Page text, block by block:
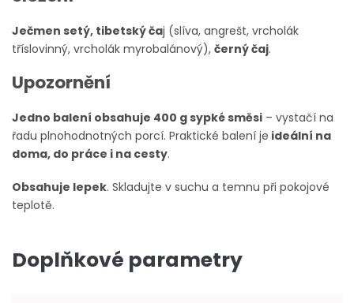
Ječmen setý, tibetský čaj (slíva, angrešt, vrcholák
tříslovinný, vrcholák myrobalánový), černý čaj.
Upozornění
Jedno balení obsahuje 400 g sypké směsi – vystačí na
řadu plnohodnotných porcí. Praktické balení je ideální na
doma, do práce i na cesty.
Obsahuje lepek. Skladujte v suchu a temnu při pokojové
teplotě.
Doplňkové parametry